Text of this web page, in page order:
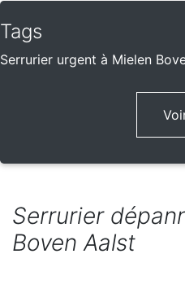
Tags
Serrurier urgent à Mielen
Serrurier
Boven Aalst